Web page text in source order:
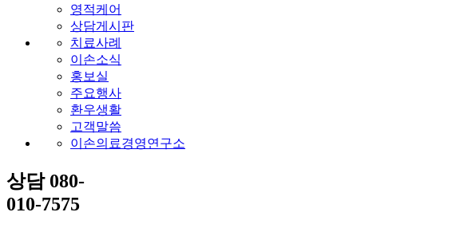
영적케어
상담게시판
치료사례
이손소식
홍보실
주요행사
환우생활
고객말씀
이손의료경영연구소
상담 080-
010-7575